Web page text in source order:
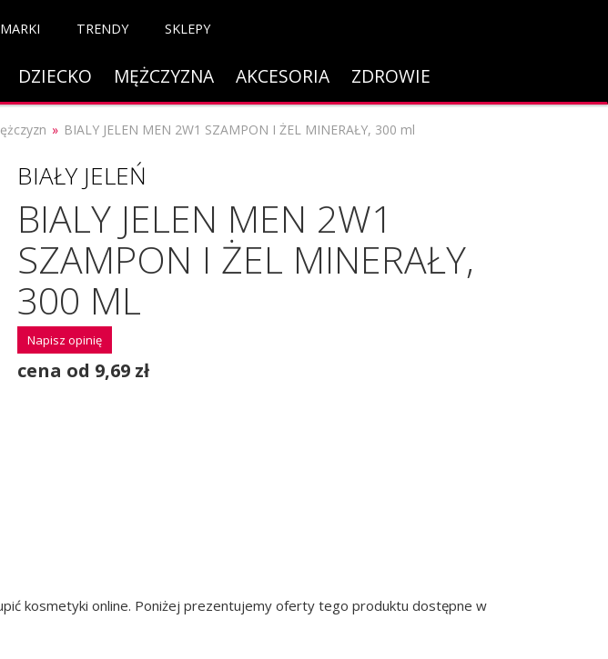
MARKI TRENDY SKLEPY
DZIECKO MĘŻCZYZNA AKCESORIA ZDROWIE
BIALY JELEN MEN 2W1 SZAMPON I ŻEL MINERAŁY, 300 ml
BIAŁY JELEŃ
BIALY JELEN MEN 2W1
SZAMPON I ŻEL MINERAŁY,
300 ML
Napisz opinię
cena od 9,69 zł
kosmetyki online. Poniżej prezentujemy oferty tego produktu dostępne w